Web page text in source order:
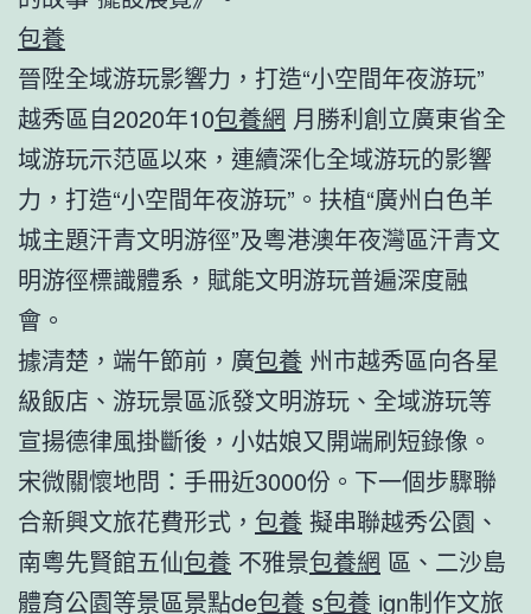
包養
晉陞全域游玩影響力，打造“小空間年夜游玩”
越秀區自2020年10包養網 月勝利創立廣東省全
域游玩示范區以來，連續深化全域游玩的影響
力，打造“小空間年夜游玩”。扶植“廣州白色羊
城主題汗青文明游徑”及粵港澳年夜灣區汗青文
明游徑標識體系，賦能文明游玩普遍深度融
會。
據清楚，端午節前，廣包養 州市越秀區向各星
級飯店、游玩景區派發文明游玩、全域游玩等
宣揚德律風掛斷後，小姑娘又開端刷短錄像。
宋微關懷地問：手冊近3000份。下一個步驟聯
合新興文旅花費形式， 包養 擬串聯越秀公園、
南粵先賢館五仙包養 不雅景包養網 區、二沙島
體育公園等景區景點de包養 s包養 ign制作文旅